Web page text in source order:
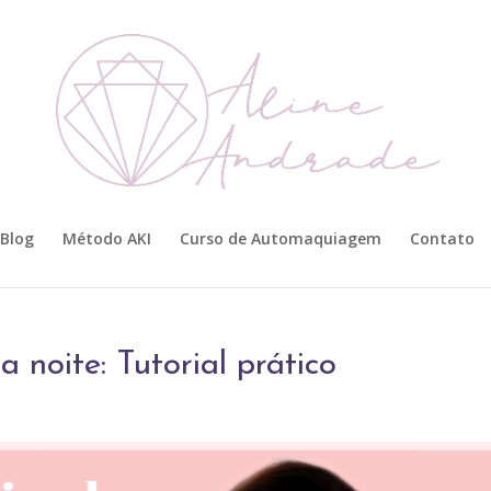
Blog Método AKI Curso de Automaquiagem Contato
noite: Tutorial prático